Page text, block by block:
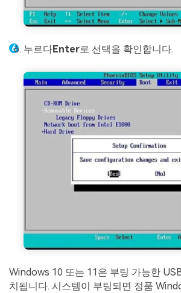
누르다Enter로 선택을 확인합니다.
Windows 10 또는 11은 부팅 가능한
치됩니다. 시스템이 부팅되면 정품